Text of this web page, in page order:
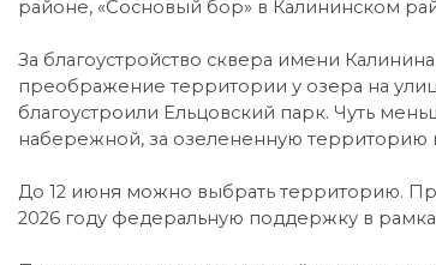
районе, «Сосновый бор» в Калининском
За благоустройство сквера имени
преображение территории у озера на
благоустроили Ельцовский парк. Чуть
набережной, за озелененную территорию
До 12 июня можно выбрать территорию.
2026 году федеральную поддержку в